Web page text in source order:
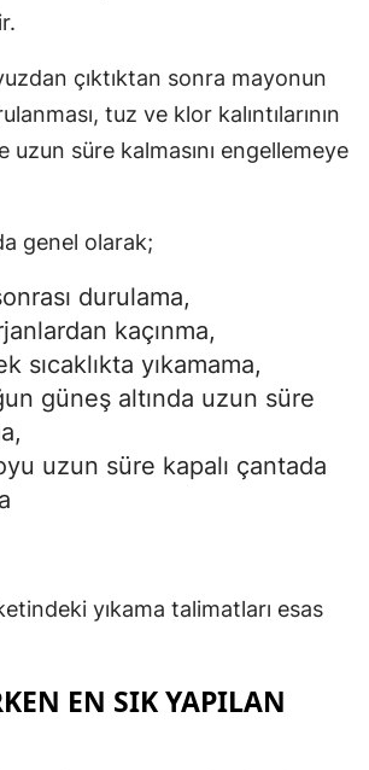
çıktıktan sonra mayonun
tuz ve klor kalıntılarının
uzun süre kalmasını engellemeye
genel olarak;
durulama,
kaçınma,
sıcaklıkta yıkamama,
güneş altında uzun süre
uzun süre kapalı çantada
yıkama talimatları esas
EN SIK YAPILAN